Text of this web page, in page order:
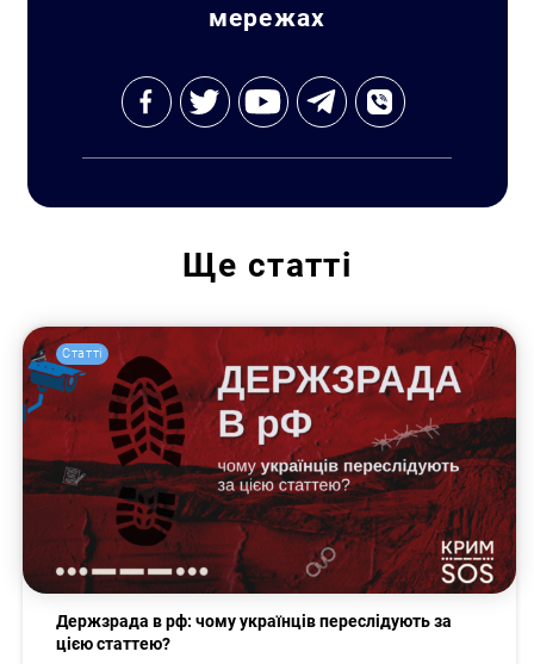
мережах
Ще статті
Статті
Держзрада в рф: чому українців переслідують за
цією статтею?